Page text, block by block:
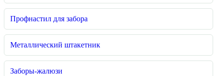
Профнастил для забора
Металлический штакетник
Заборы-жалюзи